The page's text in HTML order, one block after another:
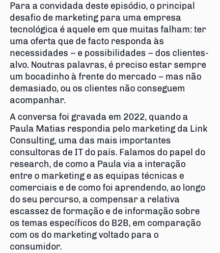
Para a convidada deste episódio, o principal
desafio de marketing para uma empresa
tecnológica é aquele em que muitas falham: ter
uma oferta que de facto responda às
necessidades – e possibilidades – dos clientes-
alvo. Noutras palavras, é preciso estar sempre
um bocadinho à frente do mercado – mas não
demasiado, ou os clientes não conseguem
acompanhar.
A conversa foi gravada em 2022, quando a
Paula Matias respondia pelo marketing da Link
Consulting, uma das mais importantes
consultoras de IT do país. Falamos do papel do
research, de como a Paula via a interação
entre o marketing e as equipas técnicas e
comerciais e de como foi aprendendo, ao longo
do seu percurso, a compensar a relativa
escassez de formação e de informação sobre
os temas específicos do B2B, em comparação
com os do marketing voltado para o
consumidor.